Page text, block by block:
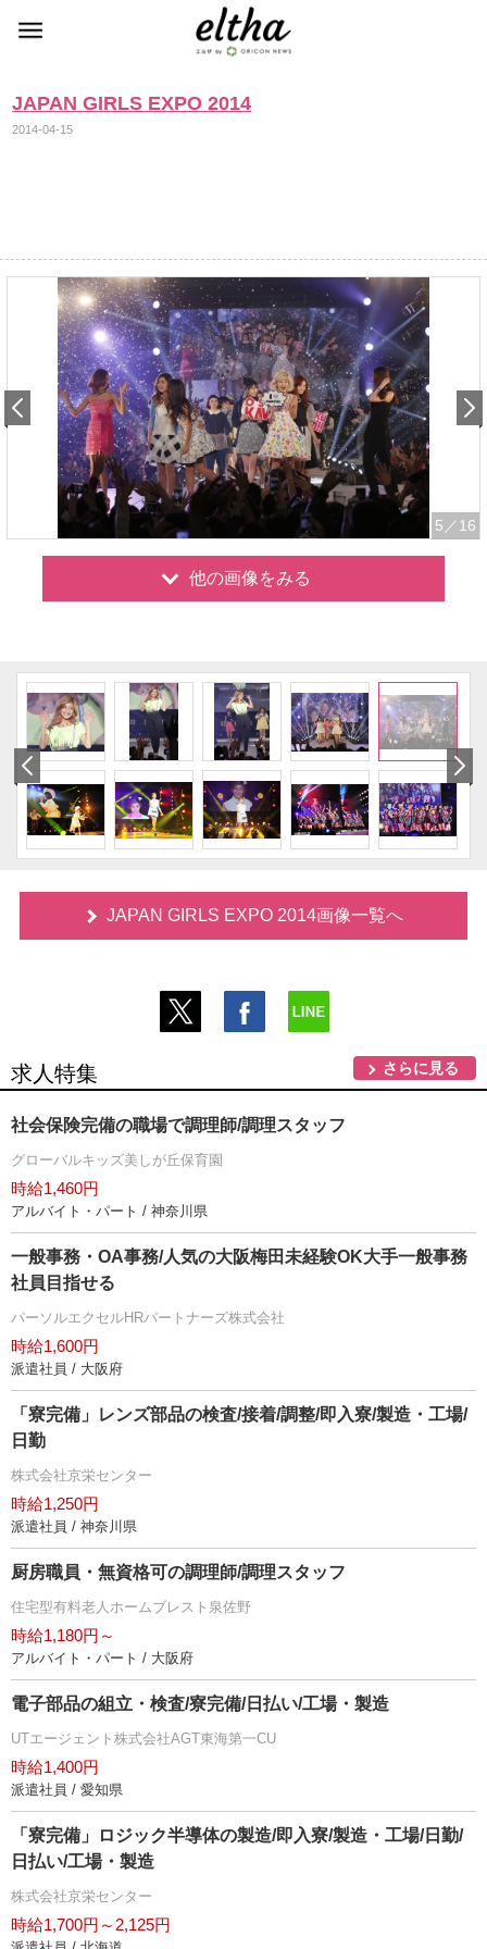
JAPAN GIRLS EXPO 2014
2014-04-15
5 ／16
他の画像をみる
JAPAN GIRLS EXPO 2014画像一覧へ
求人特集 さらに見る
社会保険完備の職場で調理師/調理スタッフ
グローバルキッズ美しが丘保育園
時給1,460円
アルバイト・パート / 神奈川県
一般事務・OA事務/人気の大阪梅田未経験OK大手一般事務
社員目指せる
パーソルエクセルHRパートナーズ株式会社
時給1,600円
派遣社員 / 大阪府
「寮完備」レンズ部品の検査/接着/調整/即入寮/製造・工場/
日勤
株式会社京栄センター
時給1,250円
派遣社員 / 神奈川県
厨房職員・無資格可の調理師/調理スタッフ
住宅型有料老人ホームブレスト泉佐野
時給1,180円～
アルバイト・パート / 大阪府
電子部品の組立・検査/寮完備/日払い/工場・製造
UTエージェント株式会社AGT東海第一CU
時給1,400円
派遣社員 / 愛知県
「寮完備」ロジック半導体の製造/即入寮/製造・工場/日勤/
日払い/工場・製造
株式会社京栄センター
時給1,700円～2,125円